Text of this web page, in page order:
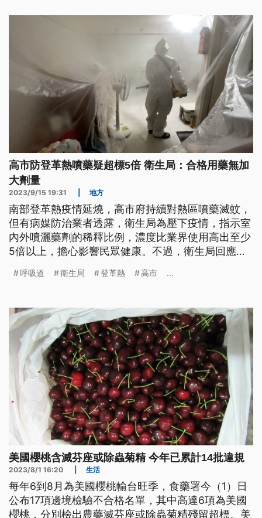
高市防登革熱噴藥疑超標5倍 衛生局：合格用藥無加
大劑量
2023/9/15 19:31 地方
南部登革熱疫情延燒，高市府持續對熱區噴藥滅蚊，
但有病媒防治業者透露，衛生局為壓下疫情，指示室
內外噴灑藥劑的稀釋比例，濃度比業界使用高出至少
5倍以上，擔心影響民眾健康。不過，衛生局回應，
量。
呼吸道 衛生局 登革熱 高市 ...
美國櫻桃含滅芬座或除蟲菊精 今年已累計14批違規
2023/8/1 16:20 生活
每年6到8月為美國櫻桃輸台旺季，食藥署今（1）日
公布17項邊境檢驗不合格名單，其中高達6項為美國
櫻桃，分別檢出農藥滅芬座或除蟲菊精殘留超標。美